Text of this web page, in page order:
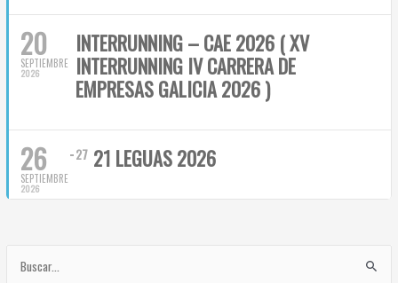
20
SEPTIEMBRE
2026
INTERRUNNING – CAE 2026 ( XV
INTERRUNNING IV CARRERA DE
EMPRESAS GALICIA 2026 )
26
SEPTIEMBRE
2026
27 21 LEGUAS 2026
Buscar